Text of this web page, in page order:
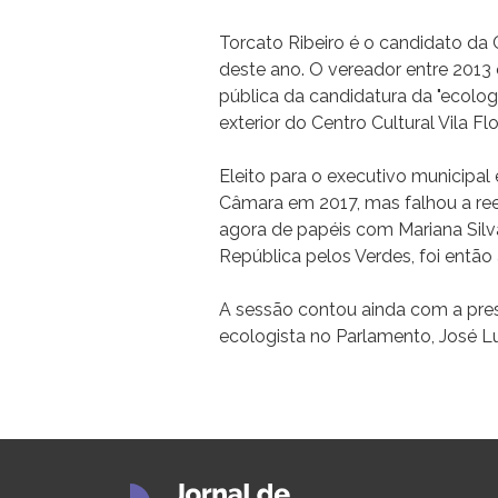
Torcato Ribeiro é o candidato da
deste ano. O vereador entre
pública da candidatura da
exterior do Centro Cultural Vila
Eleito para o executivo
Câmara em 2017, mas falhou a
agora de papéis com Mariana
República pelos Verdes, foi
A sessão contou ainda com a
ecologista no Parlamento, José